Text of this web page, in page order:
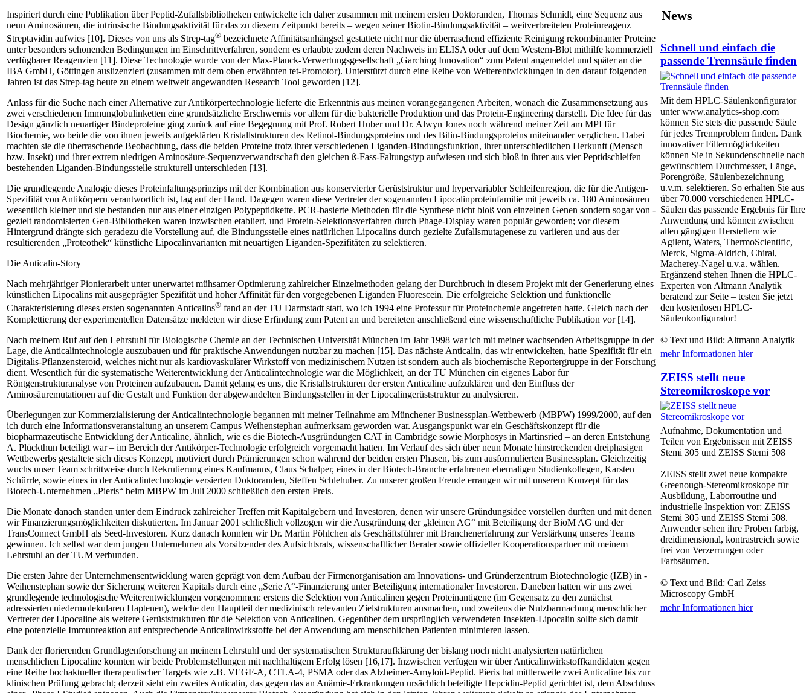
Inspiriert durch eine Publikation über Peptid-Zufallsbibliotheken entwickelte ich daher zusammen mit meinem ersten Doktoranden, Thomas Schmidt, eine Sequenz aus
neun Aminosäuren, die intrinsische Bindungsaktivität für das zu diesem Zeitpunkt bereits – wegen seiner Biotin-­Bindungsaktivität – weitverbreiteten Proteinreagenz
Streptavidin aufwies [10]. Dieses von uns als Strep-tag® bezeichnete Affinitätsanhängsel ­gestattete nicht nur die überraschend effiziente Reinigung rekombinanter Proteine
unter besonders schonenden Bedingungen im Einschrittverfahren, sondern es erlaubte zudem deren Nachweis im ELISA oder auf dem Western-Blot mithilfe kommerziell
verfügbarer Reagenzien [11]. Diese Technologie wurde von der Max-Planck-Verwertungsgesellschaft „Garching Innovation“ zum ­Patent angemeldet und später an die
IBA GmbH, Göttingen auslizenziert (zusammen mit dem oben erwähnten tet-Promotor). Unterstützt durch eine Reihe von Weiterentwicklungen in den ­darauf folgenden
Jahren ist das Strep-tag heute zu einem weltweit angewandten Research Tool ­geworden [12].
Anlass für die Suche nach einer Alternative zur Antikörpertechnologie lieferte die Erkenntnis aus meinen vorangegangenen Arbeiten, wonach die Zusammensetzung aus
zwei verschiedenen Immunglobulinketten eine grundsätzliche Erschwernis vor allem für die bakterielle Produktion und das Protein-Engineering darstellt. Die Idee für das
Design gänzlich neuartiger Bindeproteine ging zurück auf eine Begegnung mit Prof. Robert Huber und Dr. Alwyn Jones noch während meiner Zeit am MPI für
Biochemie, wo beide die von ihnen jeweils aufgeklärten Kristallstrukturen des Retinol-Bindungsproteins und des Bilin-Bindungsproteins miteinander verglichen. Dabei
machten sie die überraschende Beobachtung, dass die beiden Proteine trotz ihrer verschiedenen Liganden-Bindungsfunktion, ihrer unterschiedlichen Herkunft (Mensch
bzw. Insekt) und ihrer extrem niedrigen Aminosäure-Sequenzverwandtschaft den gleichen ß-Fass-Faltungstyp aufwiesen und sich bloß in ihrer aus vier Peptidschleifen
bestehenden Liganden-Bindungsstelle strukturell unterschieden [13].
Die grundlegende Analogie dieses Protein­faltungsprinzips mit der Kombination aus konservierter Gerüststruktur und hypervariabler Schleif­en­­­­region, die für die Antigen-
Spezifität von Antikörpern verantwortlich ist, lag auf der Hand. Dagegen waren diese Vertreter der sogenannten Lipocalinproteinfamilie mit jeweils ca. 180 Amino­säuren
wesentlich kleiner und sie bestanden nur aus einer einzigen Polypeptidkette. PCR-basierte Methoden für die Synthese nicht bloß von einzelnen Genen sondern sogar von ­
gezielt randomisierten Gen-Bibliotheken waren inzwischen etabliert, und Protein-­Selektionsverfahren durch Phage-­Display waren populär geworden; vor diesem
Hintergrund drängte sich geradezu die Vor­stellung auf, die Bindungsstelle eines natürlichen Lipo­calins durch gezielte ­Zufalls­muta­genese zu variieren und aus der
resultierenden „Proteothek“ künstliche ­Lipocalinvarianten mit neuartigen Liganden-­Spezifitäten zu selektieren.
Die Anticalin-Story
Nach mehrjähriger Pionierarbeit unter unerwartet mühsamer Optimierung zahlreicher Einzelmethoden gelang der Durchbruch in diesem Projekt mit der Generierung eines
künstlichen Lipocalins mit ausgeprägter Spezifität und hoher Affinität für den vorgegebenen Liganden Fluorescein. Die ­erfolgreiche Selektion und funktionelle
Charakterisierung dieses ersten sogenannten Anticalins® fand an der TU Darmstadt statt, wo ich 1994 eine Professur für Proteinchemie angetreten hatte. Gleich nach der
Komplettierung der experimentellen Datensätze meldeten wir diese Erfindung zum Patent an und bereiteten anschließend eine wissenschaftliche Publikation vor [14].
Nach meinem Ruf auf den Lehrstuhl für ­Biologische Chemie an der Technischen Universität München im Jahr 1998 war ich mit meiner wachsenden Arbeitsgruppe in der
Lage, die ­Anticalintechnologie auszubauen und für praktische Anwendungen nutzbar zu machen [15]. Das nächste Anticalin, das wir entwickelten, hatte Spezifität für ein
Digitalis-Pflanzensteroid, welches nicht nur als kardiovaskulärer Wirkstoff von medizinischem Nutzen ist sondern auch als biochemische Reportergruppe in der Forschung
dient. Wesentlich für die systematische Weiterentwicklung der Anticalintechnologie war die Möglichkeit, an der TU München ein eigenes Labor für
Röntgenstrukturanalyse von Proteinen aufzubauen. Damit gelang es uns, die Kristallstrukturen der ersten Anticaline aufzuklären und den Einfluss der
Aminosäuremutationen auf die Gestalt und Funktion der abgewandelten Bindungsstellen in der Lipocalingerüststruktur zu analysieren.
Überlegungen zur Kommerzialisierung der Anticalintechnologie begannen mit meiner Teilnahme am Münchener Businessplan-Wett­bewerb (MBPW) 1999/2000, auf den
ich durch eine Informationsveranstaltung an unserem Campus Weihenstephan aufmerksam geworden war. Ausgangspunkt war ein Geschäftskonzept für die
biopharmazeutische Entwicklung der Anticaline, ähnlich, wie es die Biotech-Ausgründungen CAT in Cambridge sowie Morphosys in Martinsried – an deren Entstehung
A. Plückthun beteiligt war – im Bereich der Antikörper-Techno­logie erfolgreich vorgemacht hatten. Im Verlauf des sich über neun Monate hinstreckenden dreiphasigen
Wettbewerbs gestaltete sich dieses Konzept, motiviert durch Prämierungen schon während der beiden ersten Phasen, bis zum ausformulierten Businessplan. Gleichzeitig
wuchs unser Team schrittweise durch ­Rekrutierung eines Kaufmanns, Claus Schalper, eines in der Biotech-Branche erfahrenen ehemaligen Studien­kollegen, Karsten
Schürrle, sowie eines in der Anticalintechnologie versierten Doktoranden, Steffen Schlehuber. Zu unserer großen Freude errangen wir mit unserem Konzept für das
Biotech-Unternehmen „Pieris“ beim MBPW im Juli 2000 schließlich den ersten Preis.
Die Monate danach standen unter dem Eindruck zahlreicher Treffen mit Kapitalgebern und Investoren, denen wir unsere Gründungsidee vorstellen durften und mit denen
wir Finanzierungsmöglichkeiten diskutierten. Im Januar 2001 schließlich vollzogen wir die Ausgründung der „kleinen AG“ mit Beteiligung der BioM AG und der
TransConnect GmbH als Seed-Investoren. Kurz danach konnten wir Dr. Martin Pöhlchen als Geschäftsführer mit Branchenerfahrung zur Verstärkung unseres Teams
gewinnen. Ich selbst war dem jungen Unternehmen als Vorsitzender des Aufsichtsrats, wissenschaftlicher Berater ­sowie offizieller Kooperationspartner mit meinem
Lehrstuhl an der TUM verbunden.
Die ersten Jahre der Unternehmensentwicklung waren geprägt von dem Aufbau der Firmenorganisation am Innovations- und Gründerzentrum Biotechnologie (IZB) in ­
Weihenstephan sowie der Sicherung weiteren Kapitals durch eine „Serie A“-Finanzierung ­unter Beteiligung internationaler Investoren. Daneben hatten wir uns zwei
grundlegende technologische Weiterentwicklungen vorgenommen: erstens die Selektion von Anticalinen gegen Proteinantigene (im Gegensatz zu den zunächst
adressierten niedermolekularen Haptenen), welche den Hauptteil der medizinisch relevanten Zielstrukturen aus­machen, und zweitens die Nutzbarmachung menschlicher
Vertreter der Lipo­caline als weitere Gerüststrukturen für die Selektion von Anticalinen. Gegenüber dem ursprünglich verwendeten ­Insekten-Lipocalin sollte sich damit
eine potenzielle Immunreaktion auf entsprechende Anticalinwirkstoffe bei der Anwendung am menschlichen Patienten minimieren lassen.
Dank der florierenden Grundlagenforschung an meinem Lehrstuhl und der systematischen Strukturaufklärung der bislang noch nicht analysierten natürlichen
menschlichen Lipocaline konnten wir beide Problemstellungen mit nachhaltigem Erfolg lösen [16,17]. Inzwischen verfügen wir über Anticalinwirkstoffkandidaten ­gegen
eine Reihe hochaktueller therapeutischer Targets wie z.B. VEGF-A, CTLA-4, PSMA oder das Alz­heimer-Amyloid-Peptid. Pieris hat mit­tlerweile zwei Anticaline bis zur
klinischen Prüfung ­gebracht; derzeit sieht ein zweites Anticalin, das gegen das an Anämie-Erkrankungen ursächlich beteiligte Hepcidin-Peptid gerichtet ist, dem Abschluss
News
Schnell und einfach die
passende Trennsäule finden
Mit dem HPLC-Säulenkonfigurator
unter www.analytics-shop.com
können Sie stets die passende Säule
für jedes Trennproblem finden. Dank
innovativer Filtermöglichkeiten
können Sie in Sekundenschnelle nach
gewünschtem Durchmesser, Länge,
Porengröße, Säulenbezeichnung
u.v.m. selektieren. So erhalten Sie aus
über 70.000 verschiedenen HPLC-
Säulen das passende Ergebnis für Ihre
Anwendung und können zwischen
allen gängigen Herstellern wie
Agilent, Waters, ThermoScientific,
Merck, Sigma-Aldrich, Chiral,
Macherey-Nagel u.v.a. wählen.
Ergänzend stehen Ihnen die HPLC-
Experten von Altmann Analytik
beratend zur Seite – testen Sie jetzt
den kostenlosen HPLC-
Säulenkonfigurator!
© Text und Bild: Altmann Analytik
mehr Informationen hier
ZEISS stellt neue
Stereomikroskope vor
Aufnahme, Dokumentation und
Teilen von Ergebnissen mit ZEISS
Stemi 305 und ZEISS Stemi 508
ZEISS stellt zwei neue kompakte
Greenough-Stereomikroskope für
Ausbildung, Laborroutine und
industrielle Inspektion vor: ZEISS
Stemi 305 und ZEISS Stemi 508.
Anwender sehen ihre Proben farbig,
dreidimensional, kontrastreich sowie
frei von Verzerrungen oder
Farbsäumen.
© Text und Bild: Carl Zeiss
Microscopy GmbH
mehr Informationen hier